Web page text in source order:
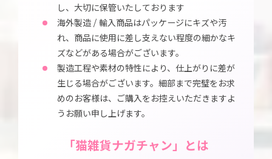
し、大切に保管いたしております
海外製造 / 輸入商品はパッケージにキズや汚
れ、商品に使用に差し支えない程度の細かなキ
ズなどがある場合がございます。
製造工程や素材の特性により、仕上がりに差が
生じる場合がございます。細部まで完璧をお求
めのお客様は、ご購入をお控えいただきますよ
うお願い申し上げます。
「猫雑貨ナガチャン」とは